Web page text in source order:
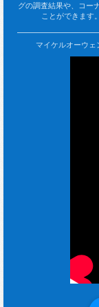
グの調査結果や、コー
ことができます
マイケルオーウェ